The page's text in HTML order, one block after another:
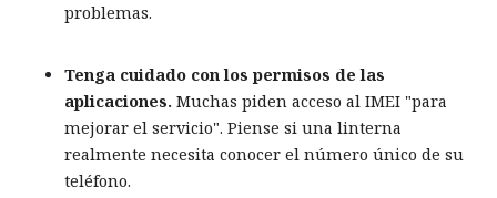
problemas.
Tenga cuidado con los permisos de las
aplicaciones. Muchas piden acceso al IMEI "para
mejorar el servicio". Piense si una linterna
realmente necesita conocer el número único de su
teléfono.